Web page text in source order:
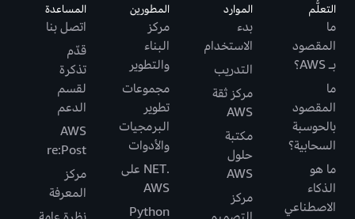
التعلُّم
ما
المقصود
بـ AWS؟
ما
المقصود
بالحوسبة
السحابية؟
ما هو
الذكاء
الاصطناعي
الموارد
بدء
الاستخدام
التدريب
مركز ثقة
AWS
مكتبة
حلول
AWS
مركز
المطورين
مركز
البناء
والتطوير
مجموعات
تطوير
البرمجيات
والأدوات
.NET على
AWS
Python
المساعدة
اتصل بنا
قدّم
تذكرة
لقسم
الدعم
AWS
re:Post
مركز
المعرفة